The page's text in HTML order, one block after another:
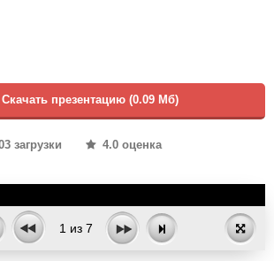
Скачать презентацию (0.09 Мб)
загрузки 4.0 оценка
1 из 7